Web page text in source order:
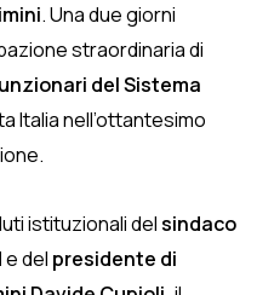
. Una due giorni
straordinaria di
del Sistema
Italia nell’ottantesimo
istituzionali delsindaco
e del presidente di